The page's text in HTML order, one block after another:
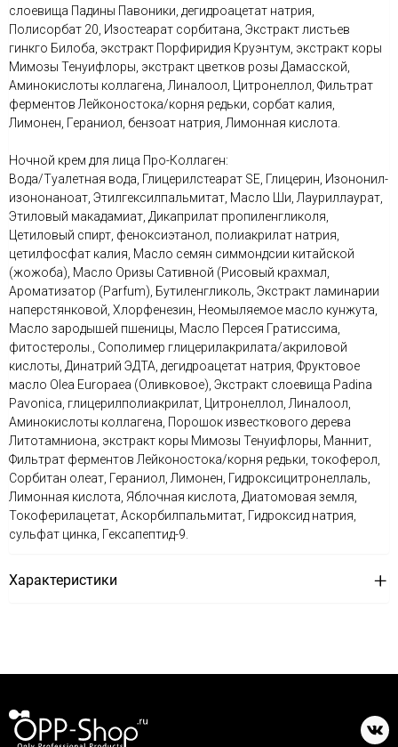
слоевища Падины Павоники, дегидроацетат натрия,
Полисорбат 20, Изостеарат сорбитана, Экстракт листьев
гинкго Билоба, экстракт Порфиридия Круэнтум, экстракт коры
Мимозы Тенуифлоры, экстракт цветков розы Дамасской,
Аминокислоты коллагена, Линалоол, Цитронеллол, Фильтрат
ферментов Лейконостока/корня редьки, сорбат калия,
Лимонен, Гераниол, бензоат натрия, Лимонная кислота.
Ночной крем для лица Про-Коллаген:
Вода/Туалетная вода, Глицерилстеарат SE, Глицерин, Изононил-
изононаноат, Этилгексилпальмитат, Масло Ши, Лауриллаурат,
Этиловый макадамиат, Дикаприлат пропиленгликоля,
Цетиловый спирт, феноксиэтанол, полиакрилат натрия,
цетилфосфат калия, Масло семян симмондсии китайской
(жожоба), Масло Оризы Сативной (Рисовый крахмал,
Ароматизатор (Parfum), Бутиленгликоль, Экстракт ламинарии
наперстянковой, Хлорфенезин, Неомыляемое масло кунжута,
Масло зародышей пшеницы, Масло Персея Гратиссима,
фитостеролы., Сополимер глицерилакрилата/акриловой
кислоты, Динатрий ЭДТА, дегидроацетат натрия, Фруктовое
масло Olea Europaea (Оливковое), Экстракт слоевища Padina
Pavonica, глицерилполиакрилат, Цитронеллол, Линалоол,
Аминокислоты коллагена, Порошок известкового дерева
Литотамниона, экстракт коры Мимозы Тенуифлоры, Маннит,
Фильтрат ферментов Лейконостока/корня редьки, токоферол,
Сорбитан олеат, Гераниол, Лимонен, Гидроксицитронеллаль,
Лимонная кислота, Яблочная кислота, Диатомовая земля,
Токоферилацетат, Аскорбилпальмитат, Гидроксид натрия,
сульфат цинка, Гексапептид-9.
Характеристики